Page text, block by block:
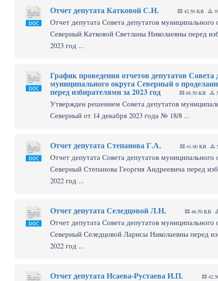
Отчет депутата Катковой С.Н. 42.50 KB
Отчет депутата Совета депутатов муниципального
Северный Катковой Светланы Николаевны перед
2023 год ...
График проведения отчетов депутатов Совета
муниципального округа Северный о
перед избирателями за 2023 год 68.50 KB
Утвержден решением Совета депутатов
Северный от 14 декабря 2023 года № 18/8 ...
Отчет депутата Степанова Г.А. 41.00 KB
Отчет депутата Совета депутатов муниципального
Северный Степанова Георгия Андреевича перед
2022 год ...
Отчет депутата Селедцовой Л.Н. 46.50 KB
Отчет депутата Совета депутатов муниципального
Северный Селедцовой Ларисы Николаевны перед
2022 год ...
Отчет депутата Исаева-Рустаева И.П.